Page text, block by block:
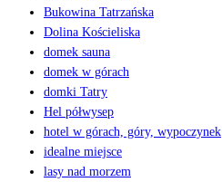
Bukowina Tatrzańska
Dolina Kościeliska
domek sauna
domek w górach
domki Tatry
Hel półwysep
hotel w górach, góry, wypoczynek
idealne miejsce
lasy nad morzem